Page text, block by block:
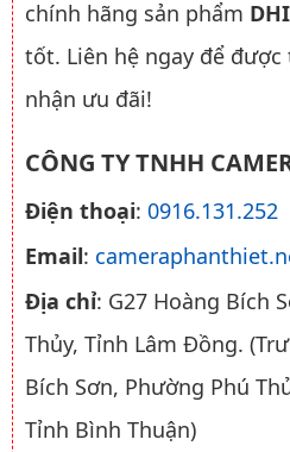
chính hãng sản phẩm
tốt. Liên hệ ngay để
nhận ưu đãi!
CÔNG TY TNHH
Điện thoại: 0916.131.252
Email:
Địa chỉ: G27 Hoàng Bích
Thủy, Tỉnh Lâm Đồng.
Bích Sơn, Phường Phú
Tỉnh Bình Thuận)